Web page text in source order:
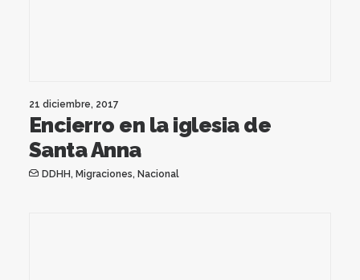
21 diciembre, 2017
Encierro en la iglesia de
Santa Anna
DDHH, Migraciones, Nacional